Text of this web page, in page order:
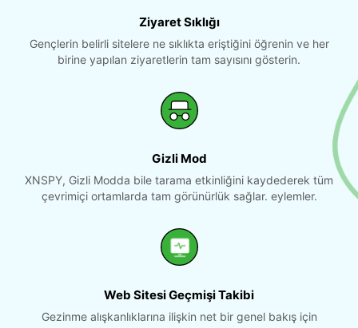
Ziyaret Sıklığı
Gençlerin belirli sitelere ne sıklıkta eriştiğini öğrenin ve her
birine yapılan ziyaretlerin tam sayısını gösterin.
Gizli Mod
XNSPY, Gizli Modda bile tarama etkinliğini kaydederek tüm
çevrimiçi ortamlarda tam görünürlük sağlar. eylemler.
Web Sitesi Geçmişi Takibi
Gezinme alışkanlıklarına ilişkin net bir genel bakış için